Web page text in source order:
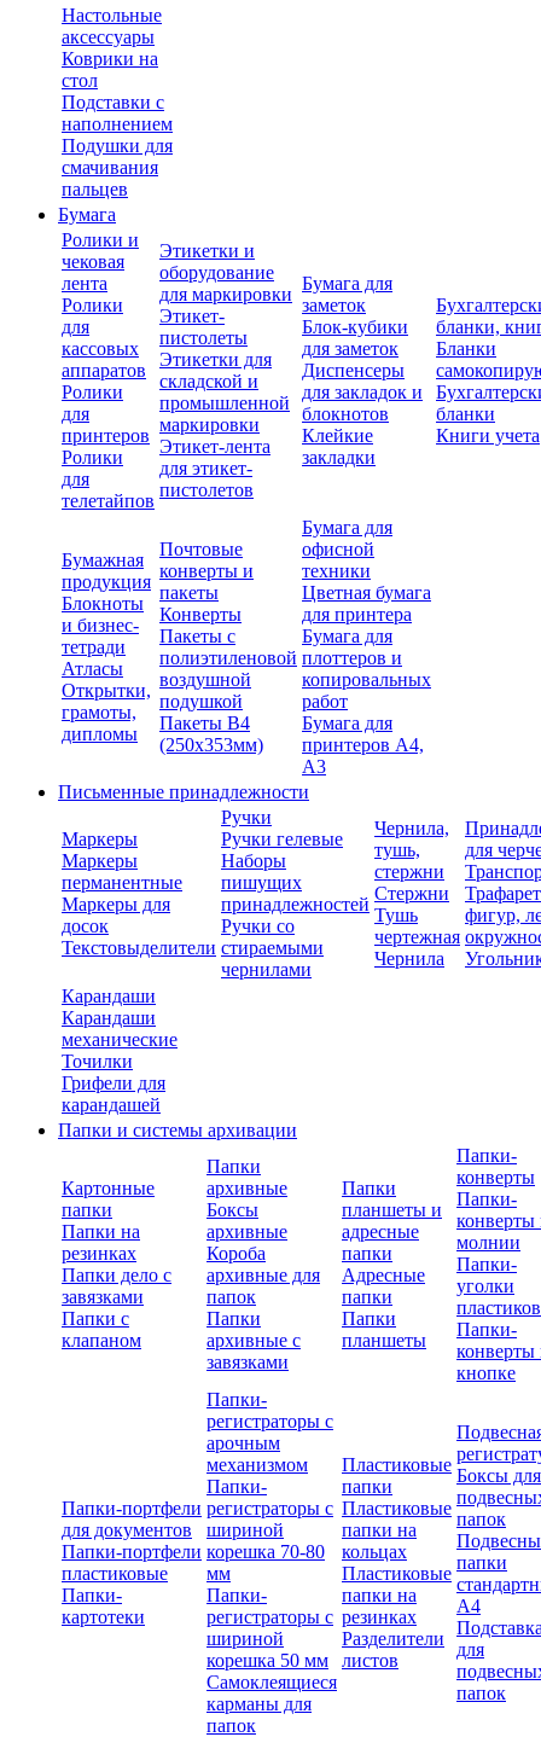
Настольные
аксессуары
Коврики на
стол
Подставки с
наполнением
Подушки для
смачивания
пальцев
Бумага
Ролики и
чековая
лента
Ролики
для
кассовых
аппаратов
Ролики
для
принтеров
Ролики
для
телетайпов
Этикетки и
оборудование
для маркировки
Этикет-
пистолеты
Этикетки для
складской и
промышленной
маркировки
Этикет-лента
для этикет-
пистолетов
Бумага для
заметок
Блок-кубики
для заметок
Диспенсеры
для закладок и
блокнотов
Клейкие
закладки
бланки,
Бланки
бланки
Книги учета
Бумажная
продукция
Блокноты
и бизнес-
тетради
Атласы
Открытки,
грамоты,
дипломы
Почтовые
конверты и
пакеты
Конверты
Пакеты с
полиэтиленовой
воздушной
подушкой
Пакеты В4
(250х353мм)
Бумага для
офисной
техники
Цветная бумага
для принтера
Бумага для
плоттеров и
копировальных
работ
Бумага для
принтеров А4,
А3
Письменные принадлежности
Маркеры
Маркеры
перманентные
Маркеры для
досок
Текстовыделители
Ручки
Ручки гелевые
Наборы
пишущих
принадлежностей
Ручки со
стираемыми
чернилами
Чернила,
тушь,
стержни
Стержни
Тушь
чертежная
Чернила
для
фигур,
Карандаши
Карандаши
механические
Точилки
Грифели для
карандашей
Папки и системы архивации
Картонные
папки
Папки на
резинках
Папки дело с
завязками
Папки с
клапаном
Папки
архивные
Боксы
архивные
Короба
архивные для
папок
Папки
архивные с
завязками
Папки
планшеты и
адресные
папки
Адресные
папки
Папки
планшеты
Папки-
конверты
Папки-
конверты
молнии
Папки-
уголки
Папки-
конверты
кнопке
Папки-портфели
для документов
Папки-портфели
пластиковые
Папки-
картотеки
Папки-
регистраторы с
арочным
механизмом
Папки-
регистраторы с
шириной
корешка 70-80
мм
Папки-
регистраторы с
шириной
корешка 50 мм
Самоклеящиеся
карманы для
папок
Пластиковые
папки
Пластиковые
папки на
кольцах
Пластиковые
папки на
резинках
Разделители
листов
Боксы для
папок
папки
А4
для
папок